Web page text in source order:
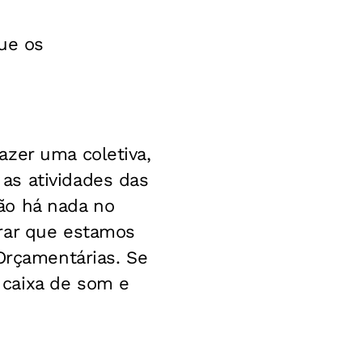
os
uma coletiva,
atividades das
há nada no
que estamos
Se
de som e